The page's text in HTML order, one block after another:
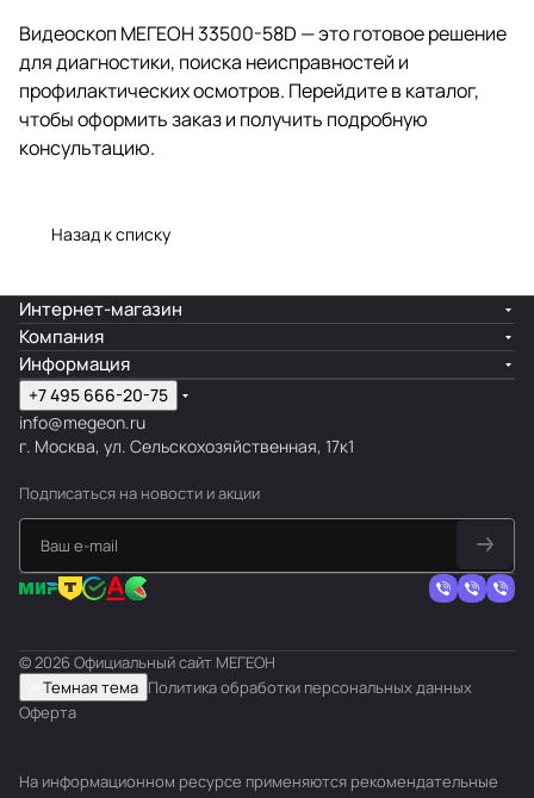
Видеоскоп МЕГЕОН 33500-58D — это готовое решение
для диагностики, поиска неисправностей и
профилактических осмотров. Перейдите в каталог,
чтобы оформить заказ и получить подробную
консультацию.
Назад к списку
Интернет-магазин
Компания
Информация
+7 495 666-20-75
info@megeon.ru
г. Москва, ул. Сельскохозяйственная, 17к1
Подписаться на новости и акции
© 2026 Официальный сайт МЕГЕОН
Темная тема Политика обработки персональных данных
Оферта
На информационном ресурсе применяются рекомендательные